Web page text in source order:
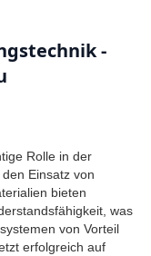
-
Rolle in der
Einsatz von
bieten
was
von Vorteil
erfolgreich auf